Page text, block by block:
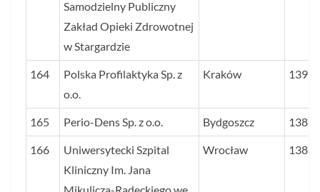
Samodzielny Publiczny
Zakład Opieki Zdrowotnej
w Stargardzie
164
Polska Profilaktyka Sp. z
o.o.
Kraków 139
165 Perio-Dens Sp. z o.o. Bydgoszcz 138
166
Uniwersytecki Szpital
Kliniczny Im. Jana
Mikulicza-Radeckiego we
Wrocław 138